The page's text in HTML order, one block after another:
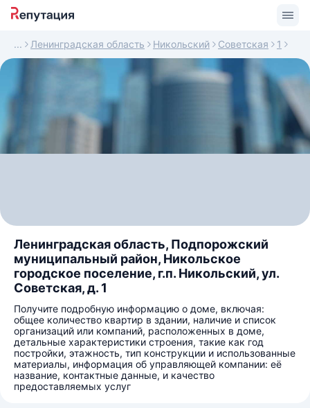
Ленинградская область Никольский Советская 1
Ленинградская область, Подпорожский
муниципальный район, Никольское
городское поселение, г.п. Никольский, ул.
Советская, д. 1
Получите подробную информацию о доме, включая:
общее количество квартир в здании, наличие и список
организаций или компаний, расположенных в доме,
детальные характеристики строения, такие как год
постройки, этажность, тип конструкции и использованные
материалы, информация об управляющей компании: её
название, контактные данные, и качество
предоставляемых услуг